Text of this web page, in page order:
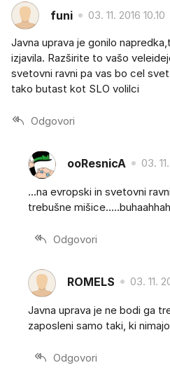
funi 03. 11. 2016 10.10
Javna uprava je gonilo
izjavila. Razširite to vašo
svetovni ravni pa vas bo cel
tako butast kot SLO volilci
Odgovori
ooResnicA 03.
...na evropski in svetovni
trebušne
Odgovori
ROMELS 03. 11.
Javna uprava je ne bodi ga
zaposleni samo taki, ki
Odgovori